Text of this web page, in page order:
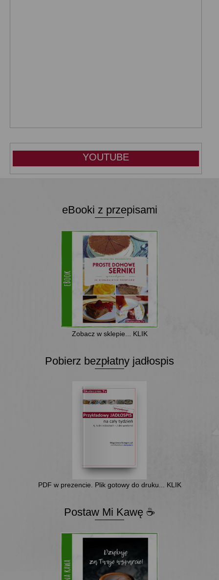
YOUTUBE
eBooki z przepisami
Zobacz w sklepie... KLIK
Pobierz bezpłatny jadłospis
PDF w prezencie. Plik gotowy do druku... KLIK
Postaw Mi Kawę ☕